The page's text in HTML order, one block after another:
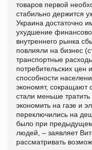
товаров первой
стабильно держится
Украина достаточно
ухудшение
внутреннего рынка
повлияли на бизнес
транспортные
потребительских цен
способности
экономят, сокращают
стали меньше
экономить на газе и
переключились на
было при
людей, – заявляет
рассматривать